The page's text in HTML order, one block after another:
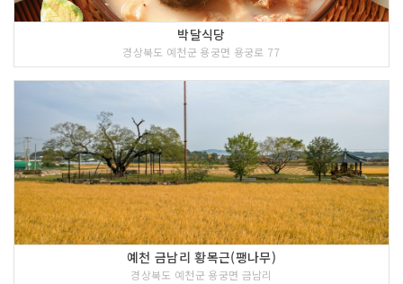
박달식당
경상북도 예천군 용궁면 용궁로 77
예천 금남리 황목근(팽나무)
경상북도 예천군 용궁면 금남리